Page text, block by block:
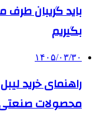
باید گریبان طرف
بگیریم
۱۴۰۵/۰۳/۳۰
راهنمای خرید
محصولات